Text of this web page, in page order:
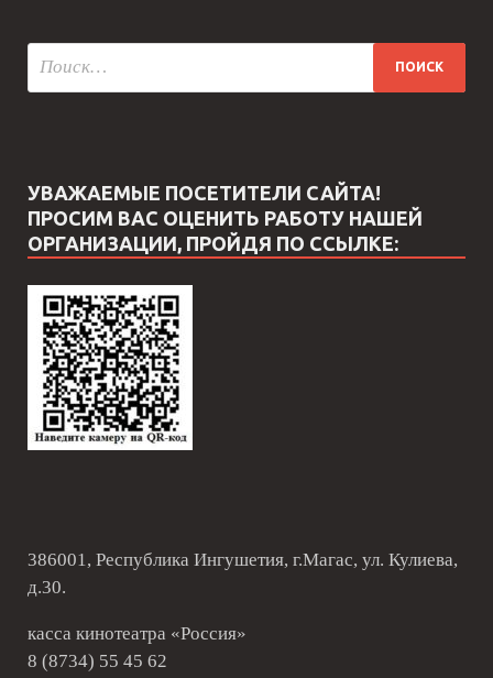
УВАЖАЕМЫЕ ПОСЕТИТЕЛИ САЙТА!
ПРОСИМ ВАС ОЦЕНИТЬ РАБОТУ НАШЕЙ
ОРГАНИЗАЦИИ, ПРОЙДЯ ПО ССЫЛКЕ:
386001, Республика Ингушетия, г.Магас, ул. Кулиева,
д.30.
касса кинотеатра «Россия»
8 (8734) 55 45 62